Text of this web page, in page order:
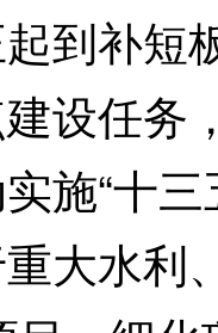
到补短
设任务
施“十
大水利